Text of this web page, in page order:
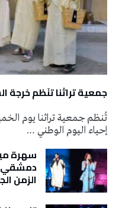
جمعية تراثنا تنَظم خرجة
إحياء اليوم الوطني …
سهرة
دمشقي
الزمن